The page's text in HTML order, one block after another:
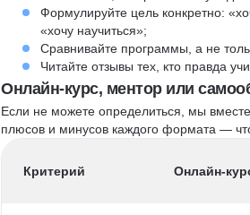
Формулируйте цель конкретно:
«хочу научиться»;
Сравнивайте программы, а не
Читайте отзывы тех, кто правда
Онлайн-курс, ментор или
Если не можете определиться, мы
плюсов и минусов каждого формата —
Критерий Онлайн-